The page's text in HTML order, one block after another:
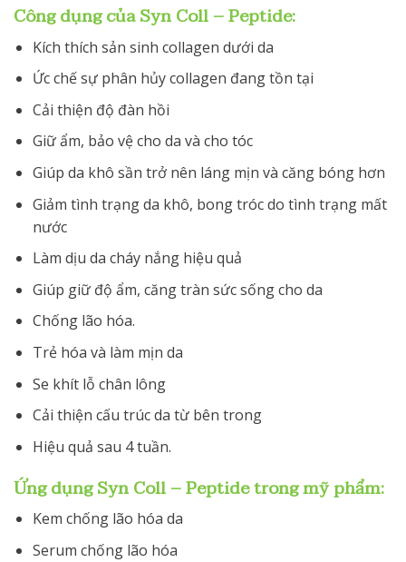
Công dụng của Syn Coll – Peptide:
Kích thích sản sinh collagen dưới da
Ức chế sự phân hủy collagen đang tồn tại
Cải thiện độ đàn hồi
Giữ ẩm, bảo vệ cho da và cho tóc
Giúp da khô sần trở nên láng mịn và căng bóng hơn
Giảm tình trạng da khô, bong tróc do tình trạng mất
nước
Làm dịu da cháy nắng hiệu quả
Giúp giữ độ ẩm, căng tràn sức sống cho da
Chống lão hóa.
Trẻ hóa và làm mịn da
Se khít lỗ chân lông
Cải thiện cấu trúc da từ bên trong
Hiệu quả sau 4 tuần.
Ứng dụng Syn Coll – Peptide trong mỹ phẩm:
Kem chống lão hóa da
Serum chống lão hóa